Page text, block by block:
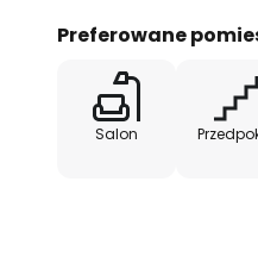
Preferowane
Salon